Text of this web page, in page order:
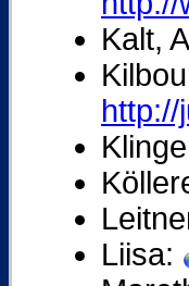
Kalt,
Liisa: